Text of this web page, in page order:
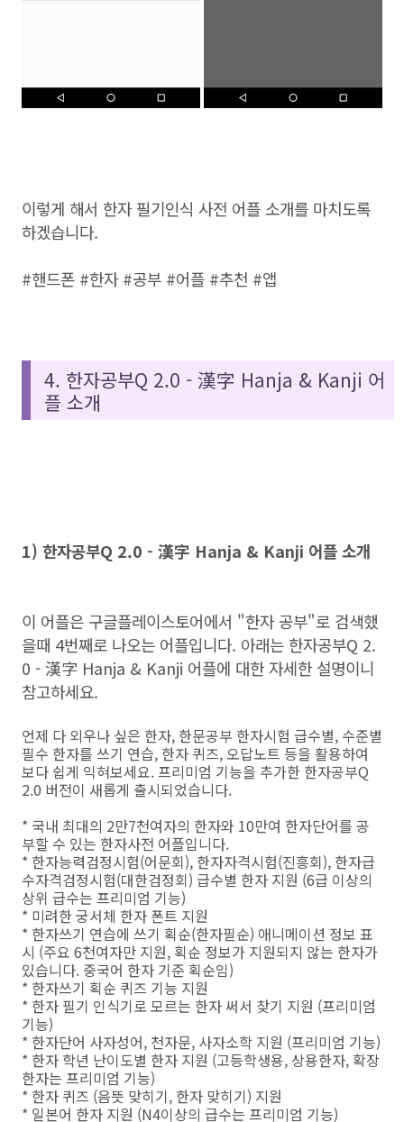
이렇게 해서 한자 필기인식 사전 어플 소개를 마치도록
하겠습니다.
#핸드폰 #한자 #공부 #어플 #추천 #앱
4. 한자공부Q 2.0 - 漢字 Hanja & Kanji 어
플 소개
1) 한자공부Q 2.0 - 漢字 Hanja & Kanji 어플 소개
이 어플은 구글플레이스토어에서 "한자 공부"로 검색했
을때 4번째로 나오는 어플입니다. 아래는 한자공부Q 2.
0 - 漢字 Hanja & Kanji 어플에 대한 자세한 설명이니
참고하세요.
언제 다 외우나 싶은 한자, 한문공부 한자시험 급수별, 수준별
필수 한자를 쓰기 연습, 한자 퀴즈, 오답노트 등을 활용하여
보다 쉽게 익혀보세요. 프리미엄 기능을 추가한 한자공부Q
2.0 버전이 새롭게 출시되었습니다.
* 국내 최대의 2만7천여자의 한자와 10만여 한자단어를 공
부할 수 있는 한자사전 어플입니다.
* 한자능력검정시험(어문회), 한자자격시험(진흥회), 한자급
수자격검정시험(대한검정회) 급수별 한자 지원 (6급 이상의
상위 급수는 프리미엄 기능)
* 미려한 궁서체 한자 폰트 지원
* 한자쓰기 연습에 쓰기 획순(한자필순) 애니메이션 정보 표
시 (주요 6천여자만 지원, 획순 정보가 지원되지 않는 한자가
있습니다. 중국어 한자 기준 획순임)
* 한자쓰기 획순 퀴즈 기능 지원
* 한자 필기 인식기로 모르는 한자 써서 찾기 지원 (프리미엄
기능)
* 한자단어 사자성어, 천자문, 사자소학 지원 (프리미엄 기능)
* 한자 학년 난이도별 한자 지원 (고등학생용, 상용한자, 확장
한자는 프리미엄 기능)
* 한자 퀴즈 (음뜻 맞히기, 한자 맞히기) 지원
* 일본어 한자 지원 (N4이상의 급수는 프리미엄 기능)